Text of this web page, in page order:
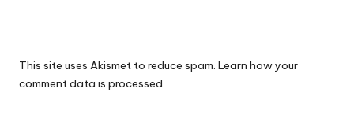
This site uses Akismet to reduce spam. Learn how your
comment data is processed.